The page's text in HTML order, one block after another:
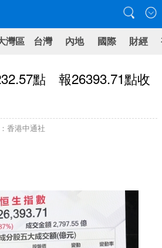
灣區 台灣 內地 國際 財經
點 報26393.71點收
香港中通社